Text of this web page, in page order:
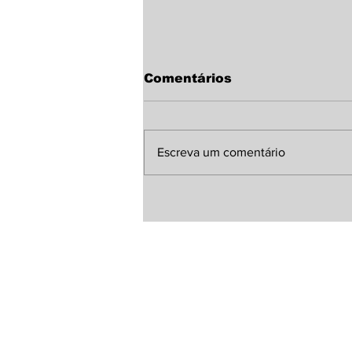
Comentários
Escreva um comentário